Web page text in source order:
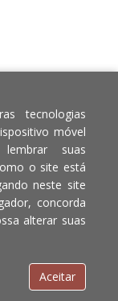
de divergência de
valor válido é o do
tecnologias
móvel
suas
o site está
neste site
concorda
alterar suas
Aceitar